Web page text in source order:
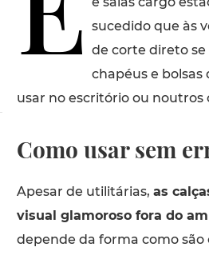
sucedido que às
de corte direto
chapéus e bolsas
usar no escritório ou noutros
Como usar sem
Apesar de utilitárias, as
visual glamoroso fora do
depende da forma como são